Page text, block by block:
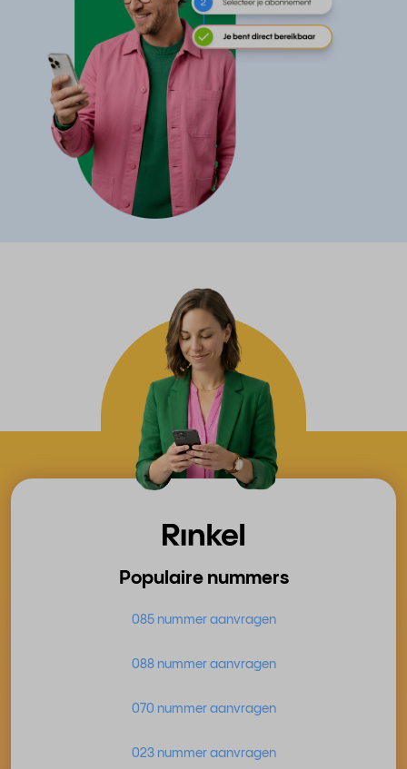
Populaire nummers
085 nummer aanvragen
088 nummer aanvragen
070 nummer aanvragen
023 nummer aanvragen